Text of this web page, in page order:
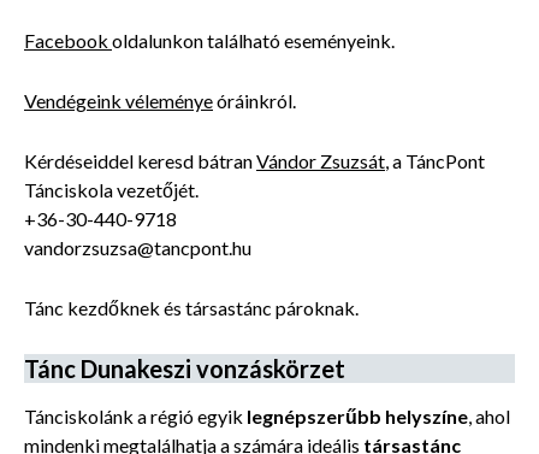
Facebook oldalunkon található eseményeink.
Vendégeink véleményeóráinkról.
Kérdéseiddel keresd bátranVándor Zsuzsát, a TáncPont
Tánciskola vezetőjét.
+36-30-440-9718
vandorzsuzsa@tancpont.hu
Tánc kezdőknek és társastánc pároknak.
Tánc Dunakeszi vonzáskörzet
Tánciskolánk a régió egyik legnépszerűbb helyszíne, ahol
mindenki megtalálhatja a számára ideális társastánc